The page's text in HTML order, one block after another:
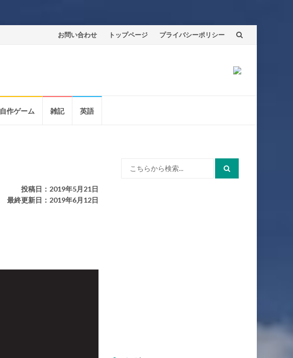
コ
ツ
ッ
お問い合わせ トップページ プライバシーポリシー
自作ゲーム 雑記 英語
投稿日：2019年5月21日
最終更新日：2019年6月12日